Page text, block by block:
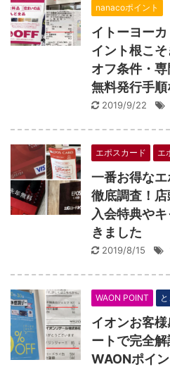
nanacoポイント
イトーヨー
イント根こ
オフ条件・
無料発行手順
2019/9/22
エポスカード エ
一番お得な
徹底調査！
入会特典や
きました
2019/8/15
WAON POINT
イオンお客
ートで完全
WAONポイ